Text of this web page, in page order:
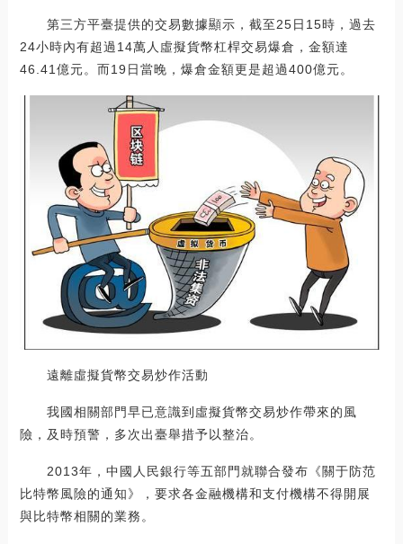
第三方平臺提供的交易數據顯示，截至25日15時，過去
24小時內有超過14萬人虛擬貨幣杠桿交易爆倉，金額達
46.41億元。而19日當晚，爆倉金額更是超過400億元。
遠離虛擬貨幣交易炒作活動
我國相關部門早已意識到虛擬貨幣交易炒作帶來的風
險，及時預警，多次出臺舉措予以整治。
2013年，中國人民銀行等五部門就聯合發布《關于防范
比特幣風險的通知》，要求各金融機構和支付機構不得開展
與比特幣相關的業務。